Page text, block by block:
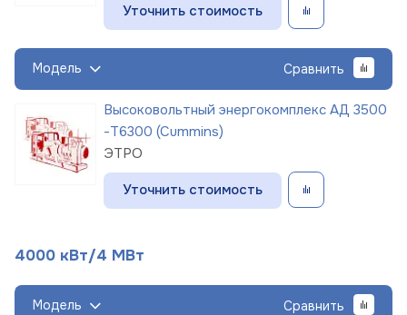
Уточнить стоимость
Модель Сравнить
Высоковольтный энергокомплекс АД 3500
-Т6300 (Cummins)
ЭТРО
Уточнить стоимость
4000 кВт/4 МВт
Модель Сравнить